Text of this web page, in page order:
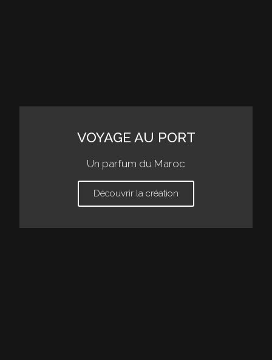
VOYAGE AU PORT
Un parfum du Maroc
Découvrir la création